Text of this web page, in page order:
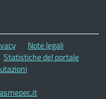
Note legali
Statistiche del portale